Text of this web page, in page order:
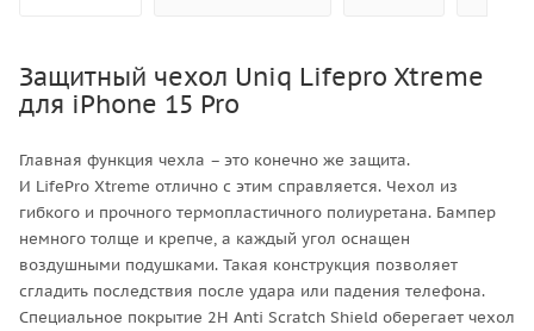
Защитный чехол Uniq Lifepro Xtreme
для iPhone 15 Pro
Главная функция чехла – это конечно же защита.
И LifePro Xtreme отлично с этим справляется. Чехол из
гибкого и прочного термопластичного полиуретана. Бампер
немного толще и крепче, а каждый угол оснащен
воздушными подушками. Такая конструкция позволяет
сгладить последствия после удара или падения телефона.
Специальное покрытие 2H Anti Scratch Shield оберегает чехол